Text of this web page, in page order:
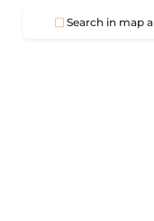
Search in map